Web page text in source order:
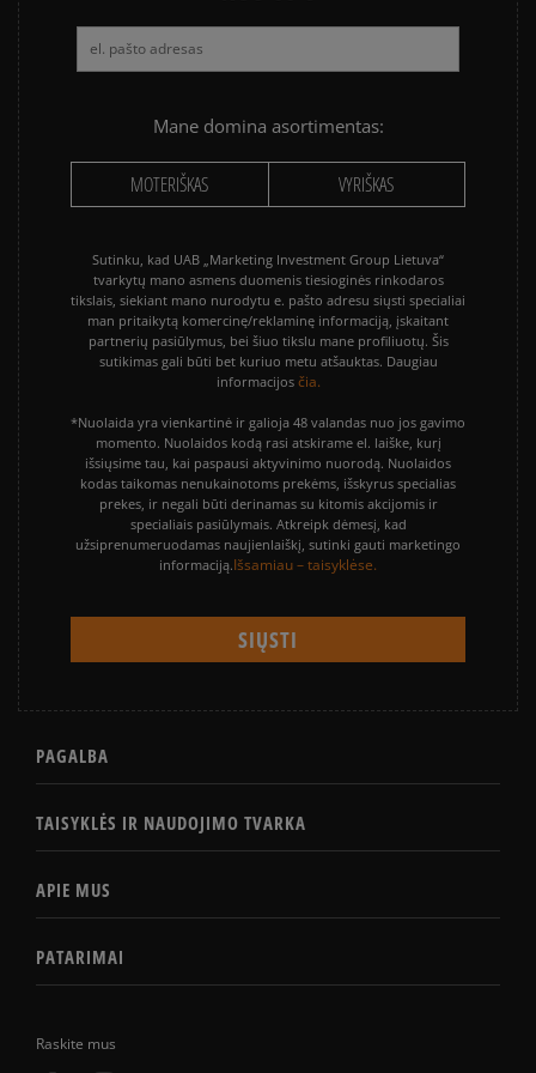
Raskite mus
Mane domina asortimentas:
MOTERIŠKAS VYRIŠKAS
Sutinku, kad UAB „Marketing Investment Group Lietuva“
tvarkytų mano asmens duomenis tiesioginės rinkodaros
tikslais, siekiant mano nurodytu e. pašto adresu siųsti specialiai
man pritaikytą komercinę/reklaminę informaciją, įskaitant
partnerių pasiūlymus, bei šiuo tikslu mane profiliuotų. Šis
sutikimas gali būti bet kuriuo metu atšauktas. Daugiau
informacijos čia.
*Nuolaida yra vienkartinė ir galioja 48 valandas nuo jos gavimo
momento. Nuolaidos kodą rasi atskirame el. laiške, kurį
išsiųsime tau, kai paspausi aktyvinimo nuorodą. Nuolaidos
kodas taikomas nenukainotoms prekėms, išskyrus specialias
prekes, ir negali būti derinamas su kitomis akcijomis ir
specialiais pasiūlymais. Atkreipk dėmesį, kad
užsiprenumeruodamas naujienlaiškį, sutinki gauti marketingo
informaciją.Išsamiau – taisyklėse.
PAGALBA
TAISYKLĖS IR NAUDOJIMO TVARKA
APIE MUS
PATARIMAI